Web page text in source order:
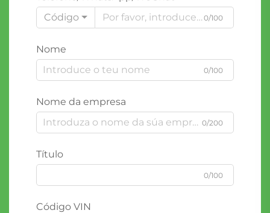
Código
0/100
Nome
0/100
Nome da empresa
0/200
Título
0/100
Código VIN